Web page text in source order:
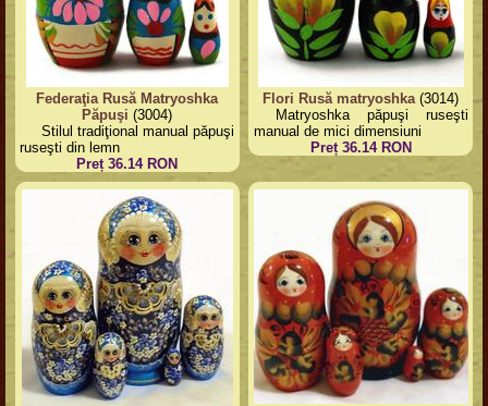
Federaţia Rusă Matryoshka
Păpuşi (3004)
Stilul tradiţional manual păpuşi
ruseşti din lemn
Preț 36.14 RON
Flori Rusă matryoshka(3014)
Matryoshka păpuşi ruseşti
manual de mici dimensiuni
Preț 36.14 RON